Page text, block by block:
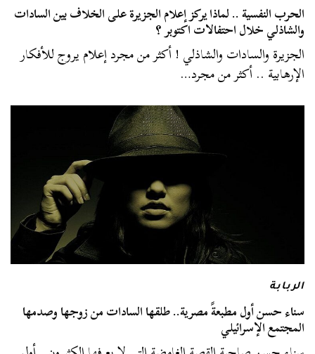
الحرب النفسية .. لماذا يركز إعلام الجزيرة على الخلاف بين السادات
والشاذلي خلال احتفالات اكتوبر ؟
الجزيرة والسادات والشاذلي ! أكثر من مجرد إعلام يروج للأفكار
الإرهابية .. أكثر من مجرد…
الربابة
سناء حسن أول مطبعةً مصرية.. طلقها السادات من زوجها وصدمها
المجتمع الإسرائيلي